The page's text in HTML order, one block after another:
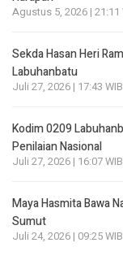
Agustus 5, 2026 | 21:11
Sekda Hasan Heri
Labuhanbatu
Juli 27, 2026 | 17:43 WIB
Kodim 0209
Penilaian Nasional
Juli 27, 2026 | 16:07 WIB
Maya Hasmita Bawa
Sumut
Juli 24, 2026 | 09:25 WIB